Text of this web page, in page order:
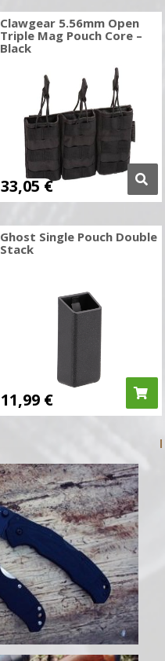
Clawgear 5.56mm Open
Triple Mag Pouch Core –
Black
33,05€
Ghost Single Pouch Double
Stack
11,99 €